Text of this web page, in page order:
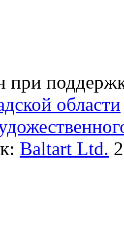
при
области
Baltart Ltd.